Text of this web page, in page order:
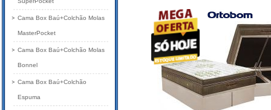
Cama Box Baú+Colchão Molas
MasterPocket
Cama Box Baú+Colchão Molas
Bonnel
Cama Box Baú+Colchão
Espuma